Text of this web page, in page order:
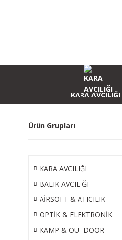
KARA AVCILIĞI
Ürün Grupları
KARA AVCILIĞI
BALIK AVCILIĞI
AİRSOFT & ATICILIK
OPTİK & ELEKTRONİK
KAMP & OUTDOOR